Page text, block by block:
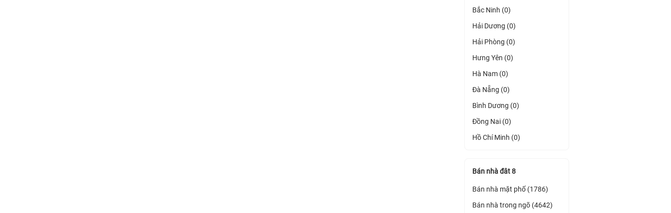
Bắc Ninh (0)
Hải Dương (0)
Hải Phòng (0)
Hưng Yên (0)
Hà Nam (0)
Đà Nẵng (0)
Bình Dương (0)
Đồng Nai (0)
Hồ Chí Minh (0)
Bán nhà đât 8
Bán nhà mặt phố (1786)
Bán nhà trong ngõ (4642)